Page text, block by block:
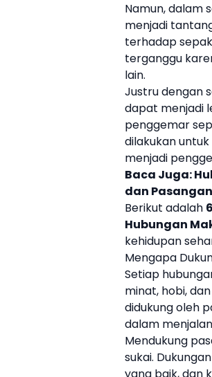
Namun, dalam
menjadi
terhadap
terganggu
lain.
Justru dengan
dapat menjadi
penggemar
dilakukan
menjadi
Baca Juga:
dan
Berikut adalah
Hubungan
kehidupan
Mengapa
Setiap
minat, hobi,
didukung oleh
dalam
Mendukung
sukai.